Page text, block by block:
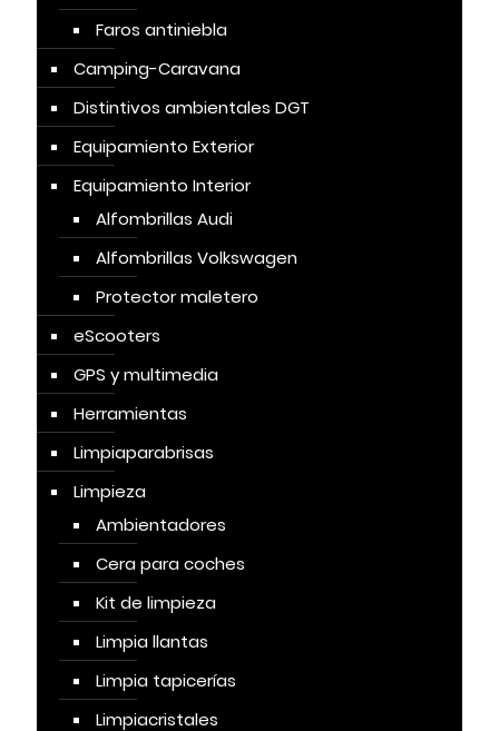
Faros antiniebla
Camping-Caravana
Distintivos ambientales DGT
Equipamiento Exterior
Equipamiento Interior
Alfombrillas Audi
Alfombrillas Volkswagen
Protector maletero
eScooters
GPS y multimedia
Herramientas
Limpiaparabrisas
Limpieza
Ambientadores
Cera para coches
Kit de limpieza
Limpia llantas
Limpia tapicerías
Limpiacristales